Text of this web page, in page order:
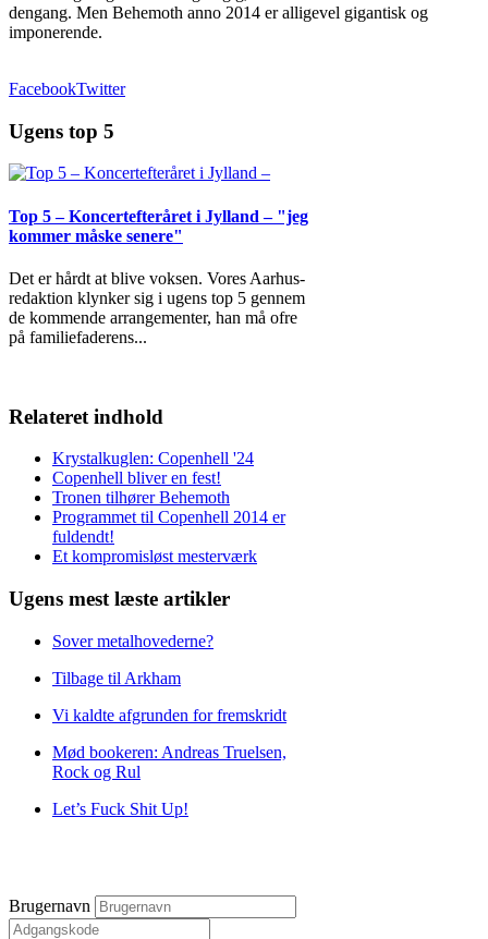
dengang. Men Behemoth anno 2014 er alligevel gigantisk og
imponerende.
FacebookTwitter
Ugens top 5
Top 5 – Koncertefteråret i Jylland – "jeg
kommer måske senere"
Det er hårdt at blive voksen. Vores Aarhus-
redaktion klynker sig i ugens top 5 gennem
de kommende arrangementer, han må ofre
på familiefaderens...
Relateret indhold
Krystalkuglen: Copenhell '24
Copenhell bliver en fest!
Tronen tilhører Behemoth
Programmet til Copenhell 2014 er
fuldendt!
Et kompromisløst mesterværk
Ugens mest læste artikler
Sover metalhovederne?
Tilbage til Arkham
Vi kaldte afgrunden for fremskridt
Mød bookeren: Andreas Truelsen,
Rock og Rul
Let’s Fuck Shit Up!
Brugernavn